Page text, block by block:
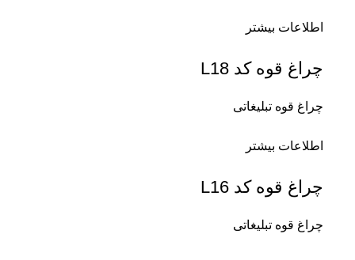
اطلاعات بیشتر
چراغ قوه کد L18
چراغ قوه تبلیغاتی
اطلاعات بیشتر
چراغ قوه کد L16
چراغ قوه تبلیغاتی